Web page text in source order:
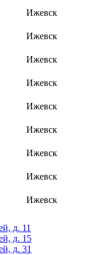
Ижевск
Ижевск
Ижевск
Ижевск
Ижевск
Ижевск
Ижевск
Ижевск
Ижевск
д. 11
д. 15
д. 31